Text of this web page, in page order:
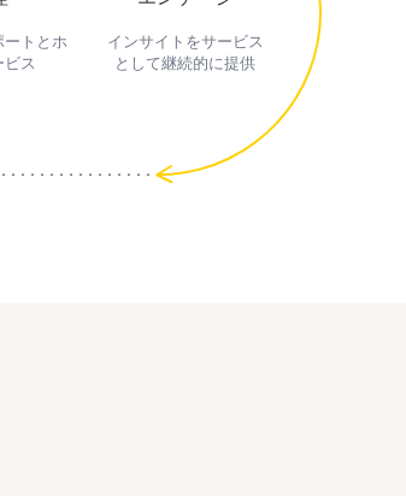
ートとホ
ビス
インサイトをサービス
として継続的に提供